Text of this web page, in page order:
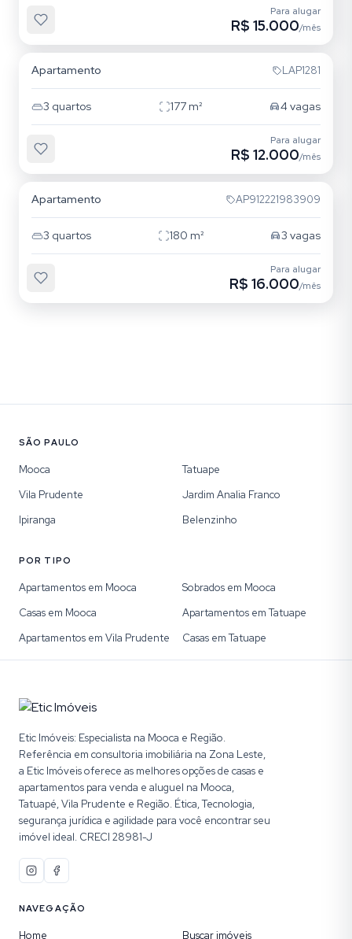
Para alugar
R$ 15.000/mês
Apartamento LAP1281
3 quartos 177m² 4 vagas
Para alugar
R$ 12.000/mês
Apartamento AP912221983909
3 quartos 180 m² 3 vagas
Para alugar
R$ 16.000/mês
SÃO PAULO
Mooca
Tatuape
Vila Prudente
Jardim Analia Franco
Ipiranga
Belenzinho
POR TIPO
Apartamentos em Mooca
Sobrados em Mooca
Casas em Mooca
Apartamentos em Tatuape
Apartamentos em Vila Prudente
Casas em Tatuape
Etic Imóveis: Especialista na Mooca e Região.
Referência em consultoria imobiliária na Zona Leste,
a Etic Imóveis oferece as melhores opções de casas e
apartamentos para venda e aluguel na Mooca,
Tatuapé, Vila Prudente e Região. Ética, Tecnologia,
segurança jurídica e agilidade para você encontrar seu
imóvel ideal. CRECI 28981-J
NAVEGAÇÃO
Home Buscar imóveis